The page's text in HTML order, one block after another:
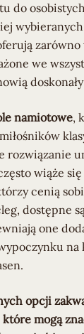
do
zarówno
we
namiotowe,
rozwiązanie
wiąże
cenią
dostępne
one
na
opcji
mogą